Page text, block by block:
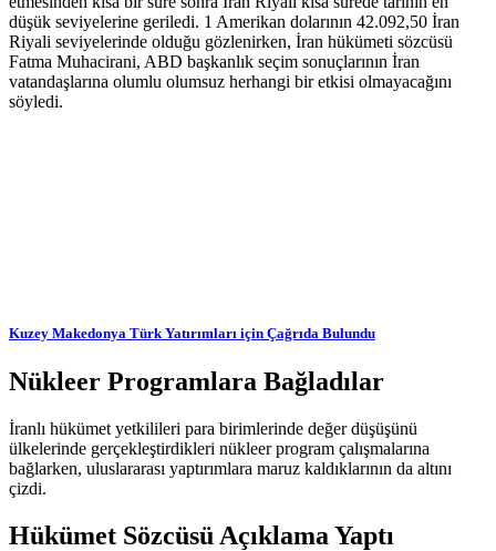
düşük seviyelerine geriledi. 1 Amerikan dolarının 42.092,50 İran
Riyali seviyelerinde olduğu gözlenirken, İran hükümeti sözcüsü
Fatma Muhacirani, ABD başkanlık seçim sonuçlarının İran
vatandaşlarına olumlu olumsuz herhangi bir etkisi olmayacağını
söyledi.
Kuzey Makedonya Türk Yatırımları için Çağrıda Bulundu
Nükleer Programlara Bağladılar
İranlı hükümet yetkilileri para birimlerinde değer düşüşünü
ülkelerinde gerçekleştirdikleri nükleer program çalışmalarına
bağlarken, uluslararası yaptırımlara maruz kaldıklarının da altını
çizdi.
Hükümet Sözcüsü Açıklama Yaptı